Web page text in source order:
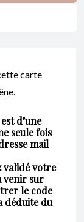
carte
d’une
seule fois
mail
validé votre
venir sur
le code
déduite du